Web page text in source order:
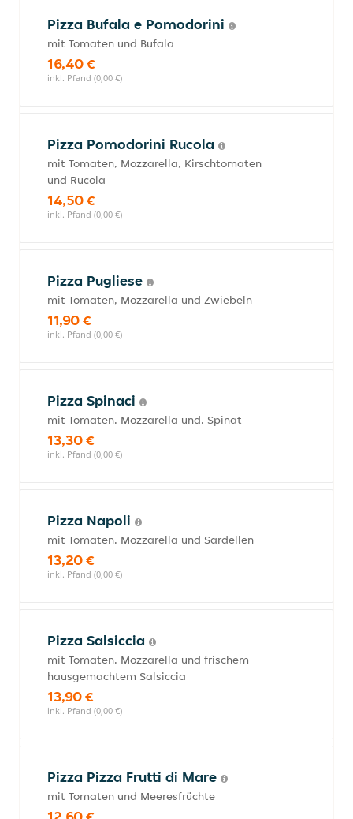
Pizza Bufala e Pomodorini
mit Tomaten und Bufala
16,40 €
inkl. Pfand (0,00 €)
Pizza Pomodorini Rucola
mit Tomaten, Mozzarella, Kirschtomaten
und Rucola
14,50 €
inkl. Pfand (0,00 €)
Pizza Pugliese
mit Tomaten, Mozzarella und Zwiebeln
11,90 €
inkl. Pfand (0,00 €)
Pizza Spinaci
mit Tomaten, Mozzarella und, Spinat
13,30 €
inkl. Pfand (0,00 €)
Pizza Napoli
mit Tomaten, Mozzarella und Sardellen
13,20 €
inkl. Pfand (0,00 €)
Pizza Salsiccia
mit Tomaten, Mozzarella und frischem
hausgemachtem Salsiccia
13,90 €
inkl. Pfand (0,00 €)
Pizza Pizza Frutti di Mare
mit Tomaten und Meeresfrüchte